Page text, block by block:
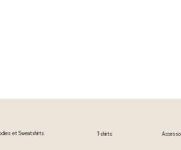
et Sweatshirts T-shirts